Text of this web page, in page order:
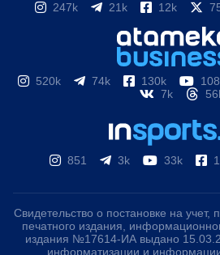
247k 21k 12k
520k 74k 130k
7k
851 3k 33k
Свидетельство о постановке на учет,
печатного издания,
издания №17614-ИА выдано
информатизации и